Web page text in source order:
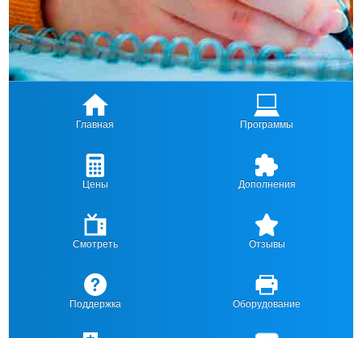
Главная Программы
Цены Дополнения
Смотреть Отзывы
Поддержка Оборудование